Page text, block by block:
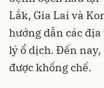
Lắk, Gia Lai và
hướng dẫn các
lý ổ dịch. Đến nay,
được khống chế.